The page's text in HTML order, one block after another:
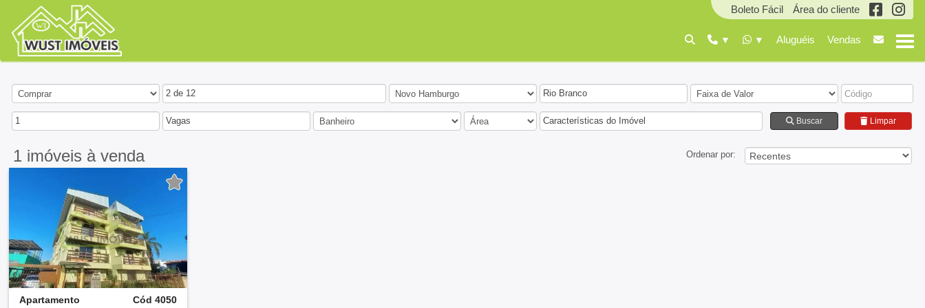
Boleto Fácil Área do cliente
Aluguéis Vendas
2 de 12 Rio Branco
1 Vagas Características do Imóvel Buscar Limpar
1 imóveis à venda Ordenar por:
Apartamento
Cód 4050